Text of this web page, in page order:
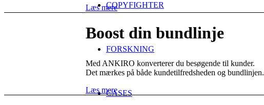
COPYFIGHTER
FORSKNING
CASES
Læs mere
Boost din bundlinje
Med ANKIRO konverterer du besøgende til kunder.
Det mærkes på både kundetilfredsheden og bundlinjen.
Læs mere